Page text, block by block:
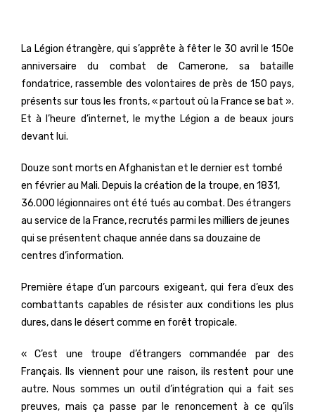
La Légion étrangère, qui s’apprête à fêter le 30 avril le 150e
anniversaire du combat de Camerone, sa bataille
fondatrice, rassemble des volontaires de près de 150 pays,
présents sur tous les fronts, « partout où la France se bat ».
Et à l’heure d’internet, le mythe Légion a de beaux jours
devant lui.
Douze sont morts en Afghanistan et le dernier est tombé
en février au Mali. Depuis la création de la troupe, en 1831,
36.000 légionnaires ont été tués au combat. Des étrangers
au service de la France, recrutés parmi les milliers de jeunes
qui se présentent chaque année dans sa douzaine de
centres d’information.
Première étape d’un parcours exigeant, qui fera d’eux des
combattants capables de résister aux conditions les plus
dures, dans le désert comme en forêt tropicale.
« C’est une troupe d’étrangers commandée par des
Français. Ils viennent pour une raison, ils restent pour une
autre. Nous sommes un outil d’intégration qui a fait ses
preuves, mais ça passe par le renoncement à ce qu’ils